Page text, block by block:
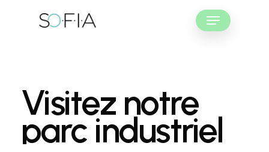
Menu
Visitez notre
parc industriel